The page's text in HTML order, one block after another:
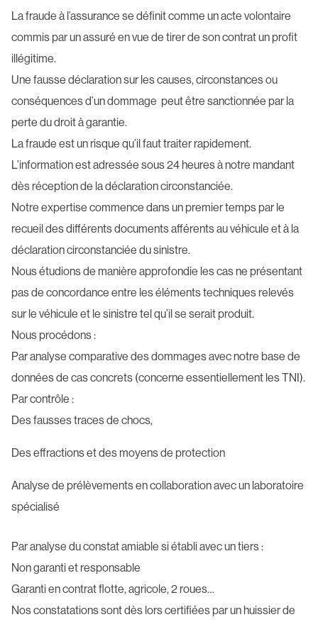
La fraude à l’assurance se définit comme un acte volontaire
commis par un assuré en vue de tirer de son contrat un profit
illégitime.
Une fausse déclaration sur les causes, circonstances ou
conséquences d’un dommage peut être sanctionnée par la
perte du droit à garantie.
La fraude est un risque qu’il faut traiter rapidement.
L’information est adressée sous 24 heures à notre mandant
dès réception de la déclaration circonstanciée.
Notre expertise commence dans un premier temps par le
recueil des différents documents afférents au véhicule et à la
déclaration circonstanciée du sinistre.
Nous étudions de manière approfondie les cas ne présentant
pas de concordance entre les éléments techniques relevés
sur le véhicule et le sinistre tel qu’il se serait produit.
Nous procédons :
Par analyse comparative des dommages avec notre base de
données de cas concrets (concerne essentiellement les TNI).
Par contrôle :
Des fausses traces de chocs,
Des effractions et des moyens de protection
Analyse de prélèvements en collaboration avec un laboratoire
spécialisé
Par analyse du constat amiable si établi avec un tiers :
Non garanti et responsable
Garanti en contrat flotte, agricole, 2 roues…
Nos constatations sont dès lors certifiées par un huissier de